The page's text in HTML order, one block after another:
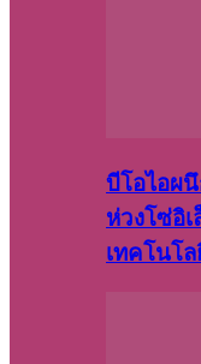
บีโอไอผ
ห่วงโซ่อิ
เทคโนโ